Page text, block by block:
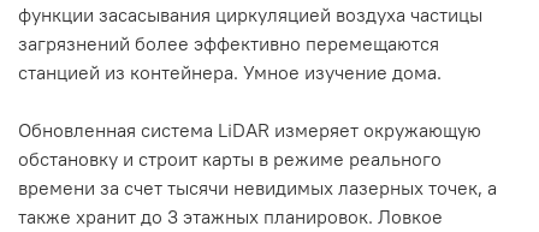
функции засасывания циркуляцией воздуха частицы
загрязнений более эффективно перемещаются
станцией из контейнера. Умное изучение дома.
Обновленная система LiDAR измеряет окружающую
обстановку и строит карты в режиме реального
времени за счет тысячи невидимых лазерных точек, а
также хранит до 3 этажных планировок. Ловкое